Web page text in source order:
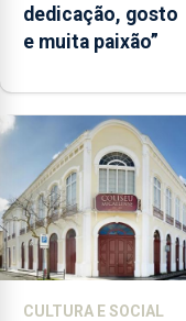
dedicação, gosto
e muita paixão”
CULTURA E SOCIAL